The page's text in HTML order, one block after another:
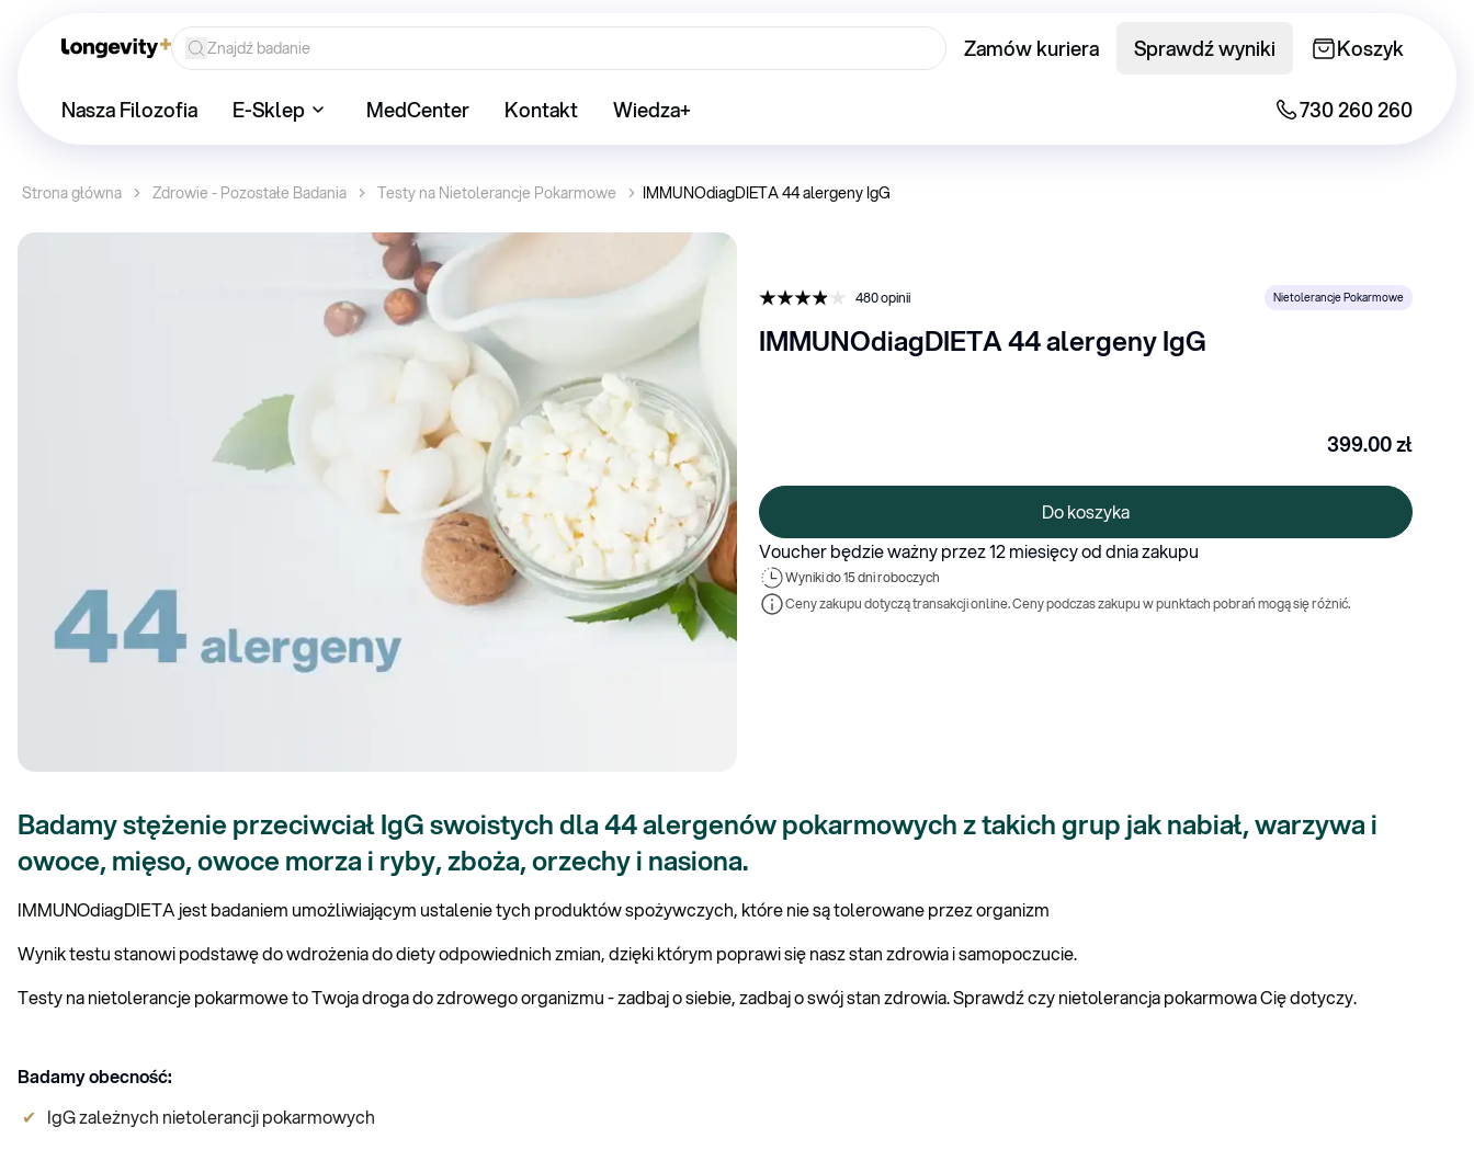
Zamów kuriera Sprawdź wyniki Koszyk
Nasza Filozofia E-Sklep MedCenter Kontakt Wiedza+ 730 260 260
Strona główna Zdrowie - Pozostałe Badania Testy na Nietolerancje Pokarmowe IMMUNOdiagDIETA 44 alergeny IgG
480opinii Nietolerancje Pokarmowe
IMMUNOdiagDIETA 44 alergeny IgG
399.00zł
Do koszyka
Voucher będzie ważny przez 12 miesięcy od dnia zakupu
Wyniki do 15 dni roboczych
Ceny zakupu dotyczą transakcji online. Ceny podczas zakupu w punktach pobrań mogą się różnić.
Badamy stężenie przeciwciał IgG swoistych dla 44 alergenów pokarmowych z takich grup jak nabiał, warzywa i
owoce, mięso, owoce morza i ryby, zboża, orzechy i nasiona.
IMMUNOdiagDIETA jest badaniem umożliwiającym ustalenie tych produktów spożywczych, które nie są tolerowane przez organizm
Wynik testu stanowi podstawę do wdrożenia do diety odpowiednich zmian, dzięki którym poprawi się nasz stan zdrowia i samopoczucie.
Testy na nietolerancje pokarmowe to Twoja droga do zdrowego organizmu - zadbaj o siebie, zadbaj o swój stan zdrowia. Sprawdź czy nietolerancja pokarmowa Cię dotyczy.
Badamy obecność:
IgG zależnych nietolerancji pokarmowych